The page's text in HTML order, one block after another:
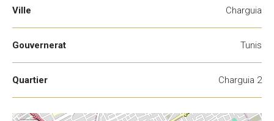
Ville Charguia
Gouvernerat Tunis
Quartier Charguia 2